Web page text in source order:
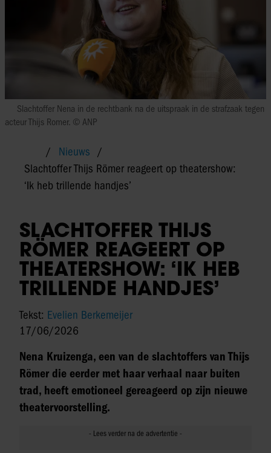
Slachtoffer Nena in de rechtbank na de uitspraak in de strafzaak tegen
acteur Thijs Romer. © ANP
Nieuws
Slachtoffer Thijs Römer reageert op theatershow:
‘Ik heb trillende handjes’
SLACHTOFFER THIJS
RÖMER REAGEERT OP
THEATERSHOW: ‘IK HEB
TRILLENDE HANDJES’
Tekst: Evelien Berkemeijer
17/06/2026
Nena Kruizenga, een van de slachtoffers van Thijs
Römer die eerder met haar verhaal naar buiten
trad, heeft emotioneel gereageerd op zijn nieuwe
theatervoorstelling.